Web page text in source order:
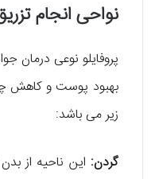
نواحی انجام
پروفایلو نوعی درمان
بهبود پوست و کاهش
زیر می باشد:
گردن: این ناحیه از